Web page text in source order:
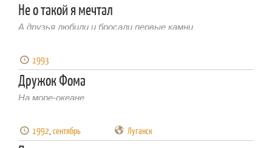
Не о такой я мечтал
А друзья любили и бросали первые камни
1993
Дружок Фома
На море-океане
1992,сентябрь Луганск